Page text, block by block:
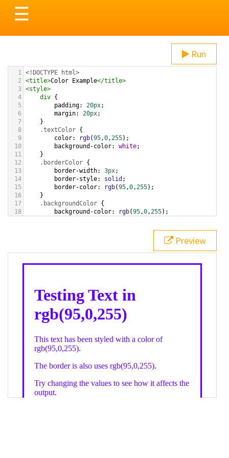
Toggle
navigation
☰
Run
1 <!DOCTYPE html>
2
<title>Color Example</title>
3 <style>
4
div {
5
padding: 20px;
6
margin: 20px;
7
}
8
.textColor {
9
color: rgb(95,0,255);
10
background-color: white;
11
}
12
.borderColor {
13
border-width: 3px;
14
border-style: solid ;
15
border-color: rgb(95,0,255);
16
}
17
.backgroundColor {
18
background-color: rgb(95,0,255);
bottom ,
white, rgb(95,0,255));
div class="textColor borderColor"
< h1>Testing Text in rgb(95,0,255)
Preview